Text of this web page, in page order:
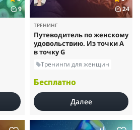
9
24
ТРЕНИНГ
Путеводитель по женскому
удовольствию. Из точки А
в точку G
Тренинги для женщин
Бесплатно
Далее